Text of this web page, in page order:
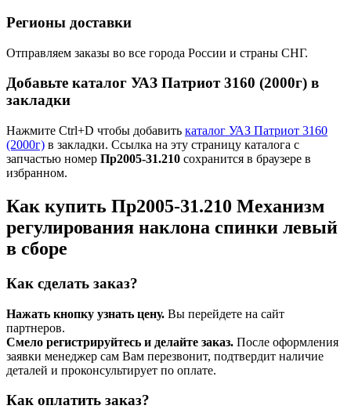
Регионы доставки
Отправляем заказы во все города России и страны СНГ.
Добавьте каталог УАЗ Патриот 3160 (2000г) в
закладки
Нажмите Ctrl+D чтобы добавить каталог УАЗ Патриот 3160
(2000г) в закладки. Ссылка на эту страницу каталога с
запчастью номер Пр2005-31.210 сохранится в браузере в
избранном.
Как купить Пр2005-31.210 Механизм
регулирования наклона спинки левый
в сборе
Как сделать заказ?
Нажать кнопку узнать цену. Вы перейдете на сайт
партнеров.
Смело регистрируйтесь и делайте заказ. После оформления
заявки менеджер сам Вам перезвонит, подтвердит наличие
деталей и проконсультирует по оплате.
Как оплатить заказ?